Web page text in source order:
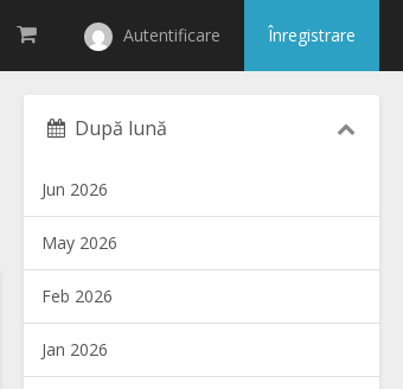
Autentificare Înregistrare
După lună
Jun 2026
May 2026
Feb 2026
Jan 2026